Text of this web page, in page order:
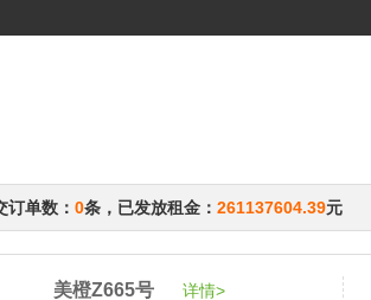
订单数： 0条，已发放租金： 261137604.39元
美橙Z665号 详情>